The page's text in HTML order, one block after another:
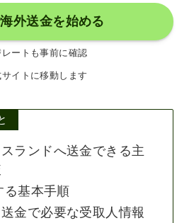
外送金を始める
ートも事前に確認
イトに移動します
ランドへ送金できる主
る基本手順
金で必要な受取人情報